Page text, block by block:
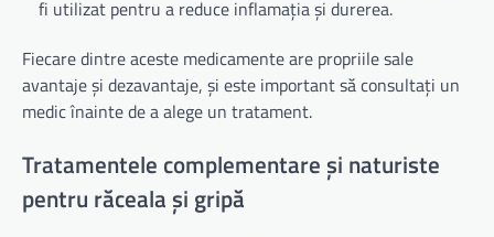
fi utilizat pentru a reduce inflamația și durerea.
Fiecare dintre aceste medicamente are propriile sale
avantaje și dezavantaje, și este important să consultați un
medic înainte de a alege un tratament.
Tratamentele complementare și naturiste
pentru răceala și gripă